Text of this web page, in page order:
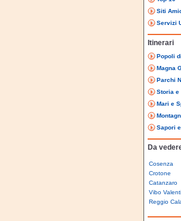
Siti
Servizi
Itinerari
Popoli
Magna
Parchi
Storia e
Mari e
Sapori
Da
Cosenza
Crotone
Catanzaro
Vibo
Reggio